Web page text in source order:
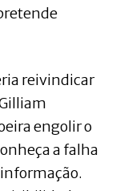
reivindicar
engolir o
a falha